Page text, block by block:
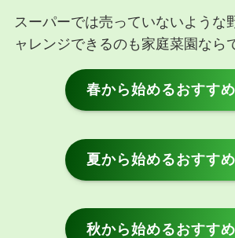
スーパーでは売っていないような
ャレンジできるのも家庭菜園なら
春から始めるおすす
夏から始めるおすす
秋から始めるおすす